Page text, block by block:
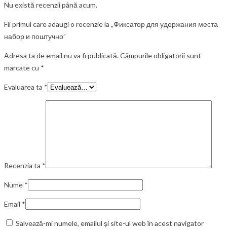
Nu există recenzii până acum.
Fii primul care adaugi o recenzie la „Фиксатор для удержания места
набор и поштучно”
Adresa ta de email nu va fi publicată.Câmpurile obligatorii sunt
marcate cu *
Evaluarea ta *
Recenzia ta *
Nume *
Email *
Salvează-mi numele, emailul și site-ul web în acest navigator